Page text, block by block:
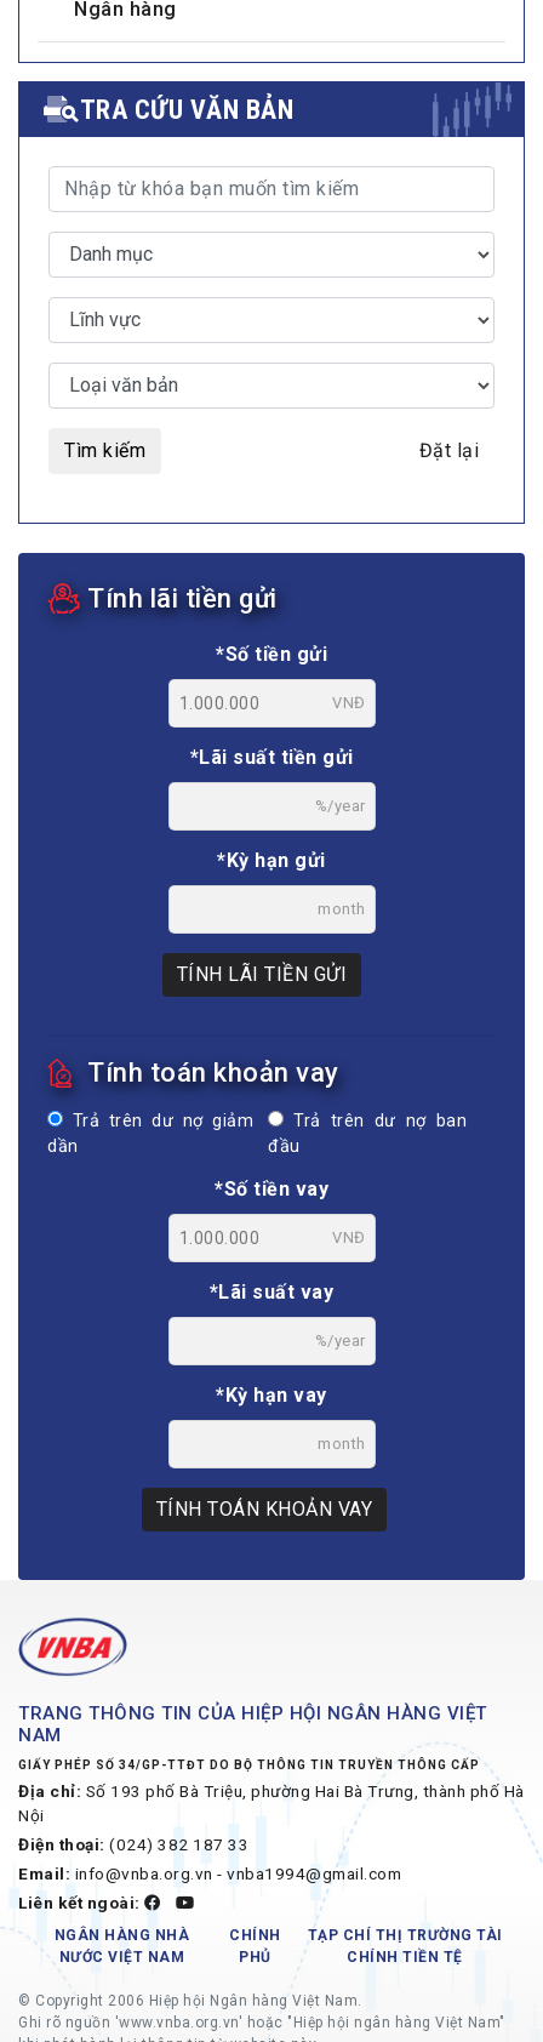
Ngân hàng
TRA CỨU VĂN BẢN
Tìm kiếm Đặt lại
Tính lãi tiền gửi
*Số tiền gửi
VNĐ
*Lãi suất tiền gửi
%/year
*Kỳ hạn gửi
month
TÍNH LÃI TIỀN GỬI
Tính toán khoản vay
Trả trên dư nợ giảm
dần
Trả trên dư nợ ban
đầu
*Số tiền vay
VNĐ
*Lãi suất vay
%/year
*Kỳ hạn vay
month
TÍNH TOÁN KHOẢN VAY
TRANG THÔNG TIN CỦA HIỆP HỘI NGÂN HÀNG VIỆT
NAM
GIẤY PHÉP SỐ 34/GP-TTĐT DO BỘ THÔNG TIN TRUYỀN THÔNG CẤP
Địa chỉ: Số 193 phố Bà Triệu, phường Hai Bà Trưng, thành phố Hà
Nội
Điện thoại: (024) 382 187 33
Email: info@vnba.org.vn - vnba1994@gmail.com
Liên kết ngoài:
NGÂN HÀNG NHÀ
NƯỚC VIỆT NAM
CHÍNH
PHỦ
TẠP CHÍ THỊ TRƯỜNG TÀI
CHÍNH TIỀN TỆ
© Copyright 2006 Hiệp hội Ngân hàng Việt Nam.
Ghi rõ nguồn 'www.vnba.org.vn' hoặc "Hiệp hội ngân hàng Việt Nam"